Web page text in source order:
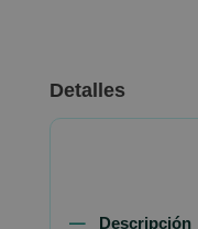
Detalles
Descripción